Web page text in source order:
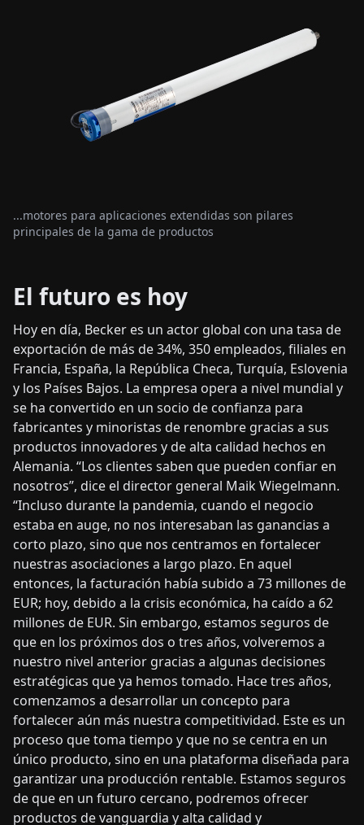
...motores para aplicaciones extendidas son pilares
principales de la gama de productos
El futuro es hoy
Hoy en día, Becker es un actor global con una tasa de
exportación de más de 34%, 350 empleados, filiales en
Francia, España, la República Checa, Turquía, Eslovenia
y los Países Bajos. La empresa opera a nivel mundial y
se ha convertido en un socio de confianza para
fabricantes y minoristas de renombre gracias a sus
productos innovadores y de alta calidad hechos en
Alemania. “Los clientes saben que pueden confiar en
nosotros”, dice el director general Maik Wiegelmann.
“Incluso durante la pandemia, cuando el negocio
estaba en auge, no nos interesaban las ganancias a
corto plazo, sino que nos centramos en fortalecer
nuestras asociaciones a largo plazo. En aquel
entonces, la facturación había subido a 73 millones de
EUR; hoy, debido a la crisis económica, ha caído a 62
millones de EUR. Sin embargo, estamos seguros de
que en los próximos dos o tres años, volveremos a
nuestro nivel anterior gracias a algunas decisiones
estratégicas que ya hemos tomado. Hace tres años,
comenzamos a desarrollar un concepto para
fortalecer aún más nuestra competitividad. Este es un
proceso que toma tiempo y que no se centra en un
único producto, sino en una plataforma diseñada para
garantizar una producción rentable. Estamos seguros
de que en un futuro cercano, podremos ofrecer
productos de vanguardia y alta calidad y